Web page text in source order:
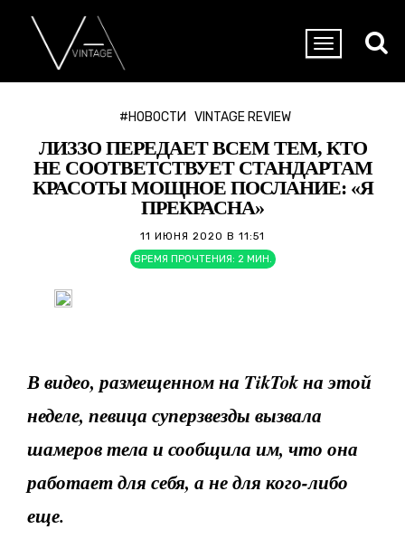
#НОВОСТИ VINTAGE REVIEW
ЛИЗЗО ПЕРЕДАЕТ ВСЕМ ТЕМ, КТО
НЕ СООТВЕТСТВУЕТ СТАНДАРТАМ
КРАСОТЫ МОЩНОЕ ПОСЛАНИЕ: «Я
ПРЕКРАСНА»
11 ИЮНЯ 2020 В 11:51
ВРЕМЯ ПРОЧТЕНИЯ: 2 МИН.
В видео, размещенном на TikTok на этой
неделе, певица суперзвезды вызвала
шамеров тела и сообщила им, что она
работает для себя, а не для кого-либо
еще.